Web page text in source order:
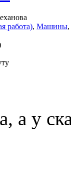
работа), Машины,
а у